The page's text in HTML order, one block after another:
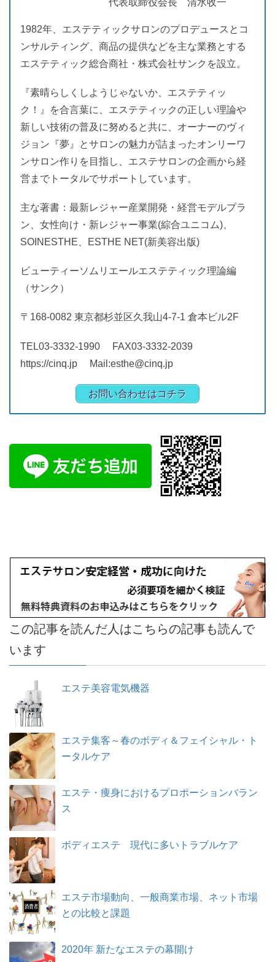
1982年、エステティックサロンのプロデュースとコ
ンサルティング、商品の提供などを主な業務とする
エステティック総合商社・株式会社サンクを設立。
『素晴らしくしようじゃないか、エステティッ
ク！』を合言葉に、エステティックの正しい理論や
新しい技術の普及に努めると共に、オーナーのヴィ
ジョン『夢』とサロンの魅力が詰まったオンリーワ
ンサロン作りを目指し、エステサロンの企画から経
営までトータルでサポートしています。
主な著書：最新レジャー産業開発・経営モデルプラ
ン、女性向け・新レジャー事業(綜合ユニコム)、
SOINESTHE、ESTHE NET(新美容出版)
ビューティーソムリエールエステティック理論編
（サンク）
〒168-0082 東京都杉並区久我山4-7-1 倉本ビル2F
TEL03-3332-1990 FAX03-3332-2039
https://cinq.jp Mail:esthe@cinq.jp
お問い合わせはコチラ
この記事を読んだ人はこちらの記事も読んで
います
エステ美容電気機器
エステ集客～春のボディ＆フェイシャル・ト
ータルケア
エステ・痩身におけるプロポーションバラン
ス
ボディエステ 現代に多いトラブルケア
エステ市場動向、一般商業市場、ネット市場
との比較と課題
2020年 新たなエステの幕開け